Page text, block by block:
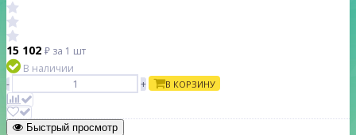
15 102 ₽ за 1 шт
В наличии
-
+ В КОРЗИНУ
Быстрый просмотр